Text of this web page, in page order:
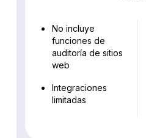
No incluye
funciones de
auditoría de sitios
web
Integraciones
limitadas